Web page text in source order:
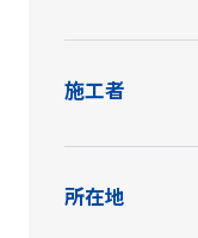
施工者
所在地